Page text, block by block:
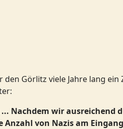
Görlitz viele Jahre lang ein
Nachdem wir ausreichend
von Nazis am